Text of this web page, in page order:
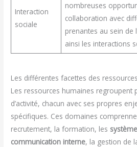
Interaction
sociale
nombreuses
collaboration avec
prenantes au sein de
ainsi les interactions
Les différentes facettes des
Les ressources humaines regroupent
d’activité, chacun avec ses propres
spécifiques. Ces domaines
recrutement, la formation, les
communication interne, la gestion de